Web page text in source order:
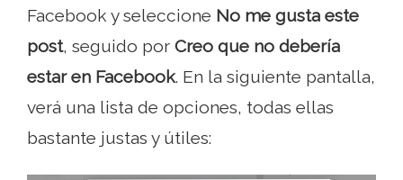
Facebook y seleccione No me gusta este
post, seguido por Creo que no debería
estar en Facebook. En la siguiente pantalla,
verá una lista de opciones, todas ellas
bastante justas y útiles: